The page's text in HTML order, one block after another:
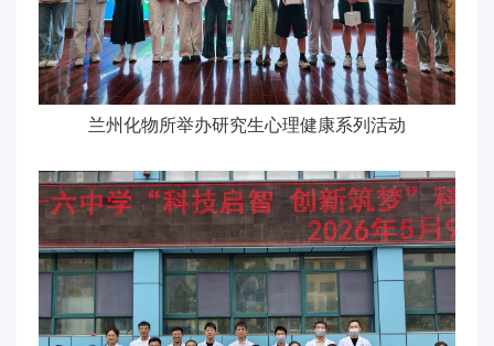
兰州化物所举办研究生心理健康系列活动